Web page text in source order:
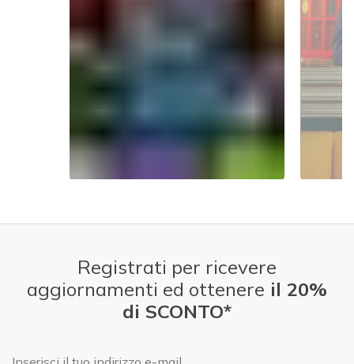
Registrati per ricevere
aggiornamenti ed ottenere il 20%
di SCONTO*
E-mail